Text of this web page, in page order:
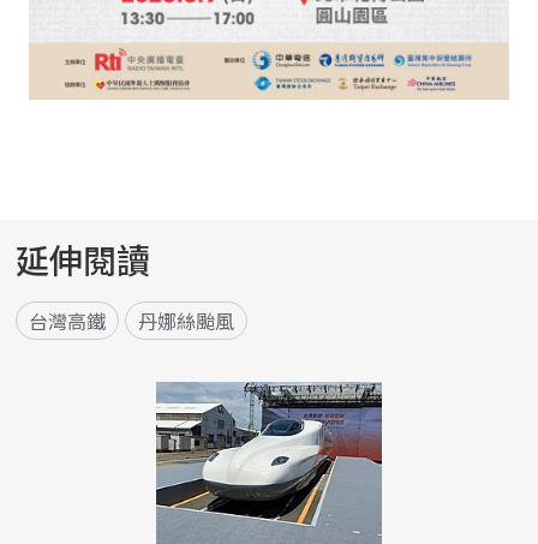
延伸閱讀
台灣高鐵 丹娜絲颱風